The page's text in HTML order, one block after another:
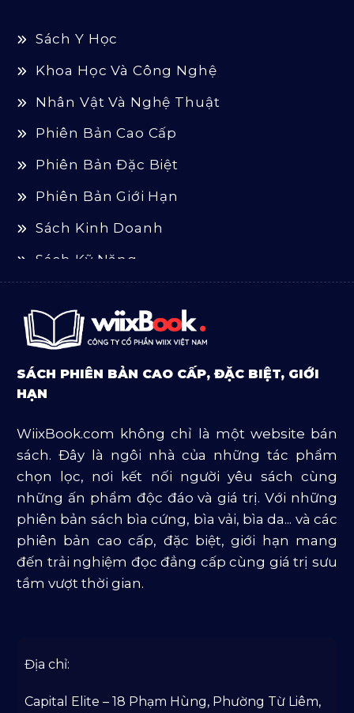
Sách Y Học
Khoa Học Và Công Nghệ
Nhân Vật Và Nghệ Thuật
Phiên Bản Cao Cấp
Phiên Bản Đặc Biệt
Phiên Bản Giới Hạn
Sách Kinh Doanh
Sách Kỹ Năng
Sách Ngoại Văn
Sách Tôn Giáo
Sản Phẩm Mở Bán
Văn Học Và Lịch Sử
SÁCH PHIÊN BẢN CAO CẤP, ĐẶC BIỆT, GIỚI
HẠN
WiixBook.com không chỉ là một website bán
sách. Đây là ngôi nhà của những tác phẩm
chọn lọc, nơi kết nối người yêu sách cùng
những ấn phẩm độc đáo và giá trị. Với những
phiên bản sách bìa cứng, bìa vải, bìa da... và các
phiên bản cao cấp, đặc biệt, giới hạn mang
đến trải nghiệm đọc đẳng cấp cùng giá trị sưu
tầm vượt thời gian.
Địa chỉ:
Capital Elite – 18 Phạm Hùng, Phường Từ Liêm,